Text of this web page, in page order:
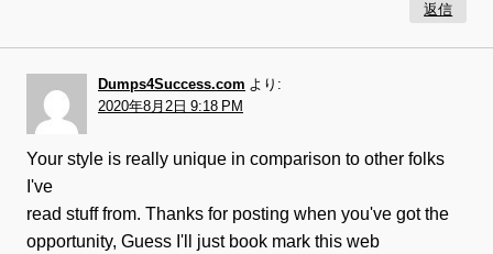
返信
Dumps4Success.com より:
2020年8月2日 9:18 PM
Your style is really unique in comparison to other folks
I've
read stuff from. Thanks for posting when you've got the
opportunity, Guess I'll just book mark this web